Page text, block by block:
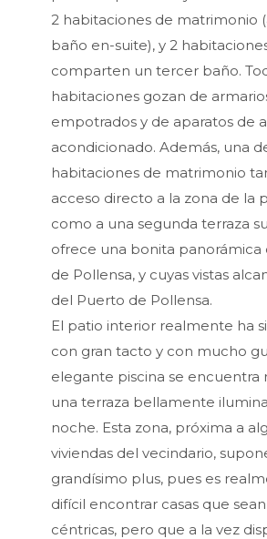
2 habitaciones de matrimonio
baño en-suite), y 2
comparten un tercer baño.
habitaciones gozan de
empotrados y de aparatos de
acondicionado. Además, una
habitaciones de matrimonio
acceso directo a la zona de la
como a una segunda terraza
ofrece una bonita
de Pollensa, y cuyas vistas
del Puerto de Pollensa.
El patio interior realmente ha
con gran tacto y con mucho
elegante piscina se encuentra
una terraza bellamente
noche. Esta zona, próxima a
viviendas del vecindario,
grandísimo plus, pues es
difícil encontrar casas que
céntricas, pero que a la vez